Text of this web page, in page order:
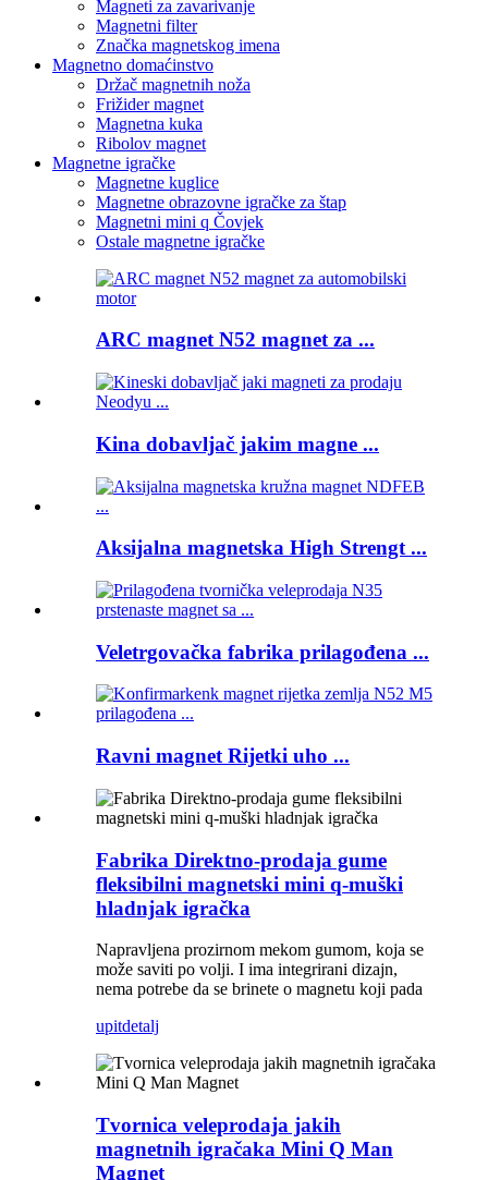
Magneti za zavarivanje
Magnetni filter
Značka magnetskog imena
Magnetno domaćinstvo
Držač magnetnih noža
Frižider magnet
Magnetna kuka
Ribolov magnet
Magnetne igračke
Magnetne kuglice
Magnetne obrazovne igračke za štap
Magnetni mini q Čovjek
Ostale magnetne igračke
ARC magnet N52 magnet za ...
Kina dobavljač jakim magne ...
Aksijalna magnetska High Strengt ...
Veletrgovačka fabrika prilagođena ...
Ravni magnet Rijetki uho ...
Fabrika Direktno-prodaja gume
fleksibilni magnetski mini q-muški
hladnjak igračka
Napravljena prozirnom mekom gumom, koja se
može saviti po volji. I ima integrirani dizajn,
nema potrebe da se brinete o magnetu koji pada
upitdetalj
Tvornica veleprodaja jakih
magnetnih igračaka Mini Q Man
Magnet